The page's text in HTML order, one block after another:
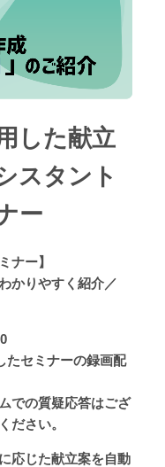
した献立
スタント
ー
ナー】
かりやすく紹介／
たセミナーの録画配
での質疑応答はござ
ださい。
応じた献立案を自動